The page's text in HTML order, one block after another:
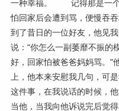
一种幸福。 记得那是一个
怕回家后会遭到骂，便慢吞
到了昔日的一位好友，他见
说：“你怎么一副萎靡不振的
好，回家怕被爸爸妈妈骂。”
上，他本来安慰我几句，可
这件事，在我说话的时候，
当他，当我向他诉说完后觉